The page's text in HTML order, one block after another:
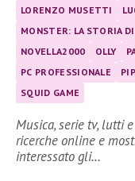
LORENZO MUSETTI
MONSTER: LA STORIA
NOVELLA2000
OLLY
PC PROFESSIONALE
SQUID GAME
Musica, serie tv, lutti
ricerche online e
interessato gli…